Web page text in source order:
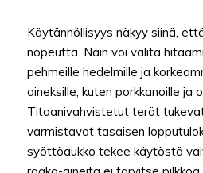
Käytännöllisyys näkyy siinä,
nopeutta. Näin voi valita
pehmeille hedelmille ja
aineksille, kuten porkkanoille ja
Titaanivahvistetut terät
varmistavat tasaisen
syöttöaukko tekee käytöstä